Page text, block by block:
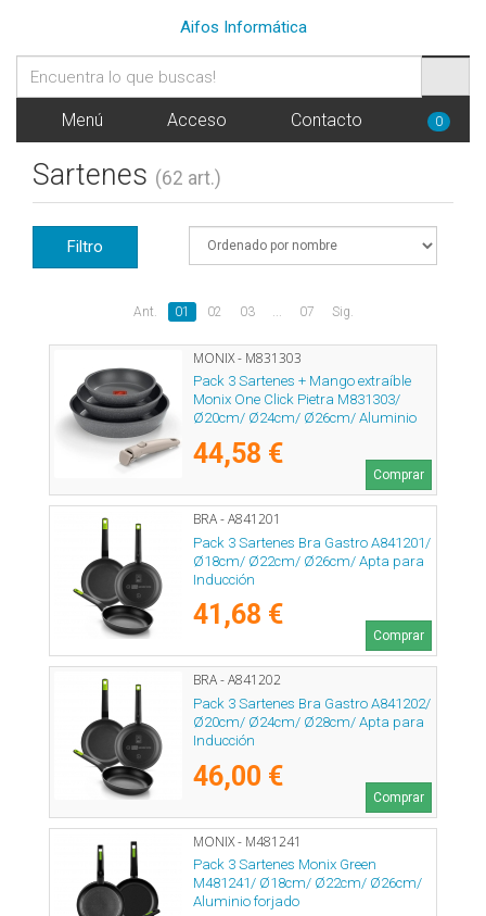
Aifos Informática
Menú Acceso Contacto 0
Sartenes (62 art.)
Filtro
Ant. 01 02 03 07 Sig.
MONIX - M831303
Pack 3 Sartenes + Mango extraíble
Monix One Click Pietra M831303/
Ø20cm/ Ø24cm/ Ø26cm/ Aluminio
44,58 €
Comprar
BRA - A841201
Pack 3 Sartenes Bra Gastro A841201/
Ø18cm/ Ø22cm/ Ø26cm/ Apta para
Inducción
41,68 €
Comprar
BRA - A841202
Pack 3 Sartenes Bra Gastro A841202/
Ø20cm/ Ø24cm/ Ø28cm/ Apta para
Inducción
46,00 €
Comprar
MONIX - M481241
Pack 3 Sartenes Monix Green
M481241/ Ø18cm/ Ø22cm/ Ø26cm/
Aluminio forjado